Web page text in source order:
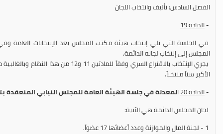
الفصل السادس: تأليف وانتخاب اللجان
-المادة
في الجلسة التي تلي إنتخاب هيئة مكتب المجلس بعد الإنتخابات العامة
المجلس إلى إنتخاب لجانه الدائمة.
يجري الإنتخاب بالاقتراع السري وفقاً
الأكبر سناً منتخباً.
-المادة المعدلة في جلسة الهيئة العامة للمجلس النيابي المنعقدة بتاريخ 14/10/1999 و 31/
لجان المجلس الدائمة هي الآتية: